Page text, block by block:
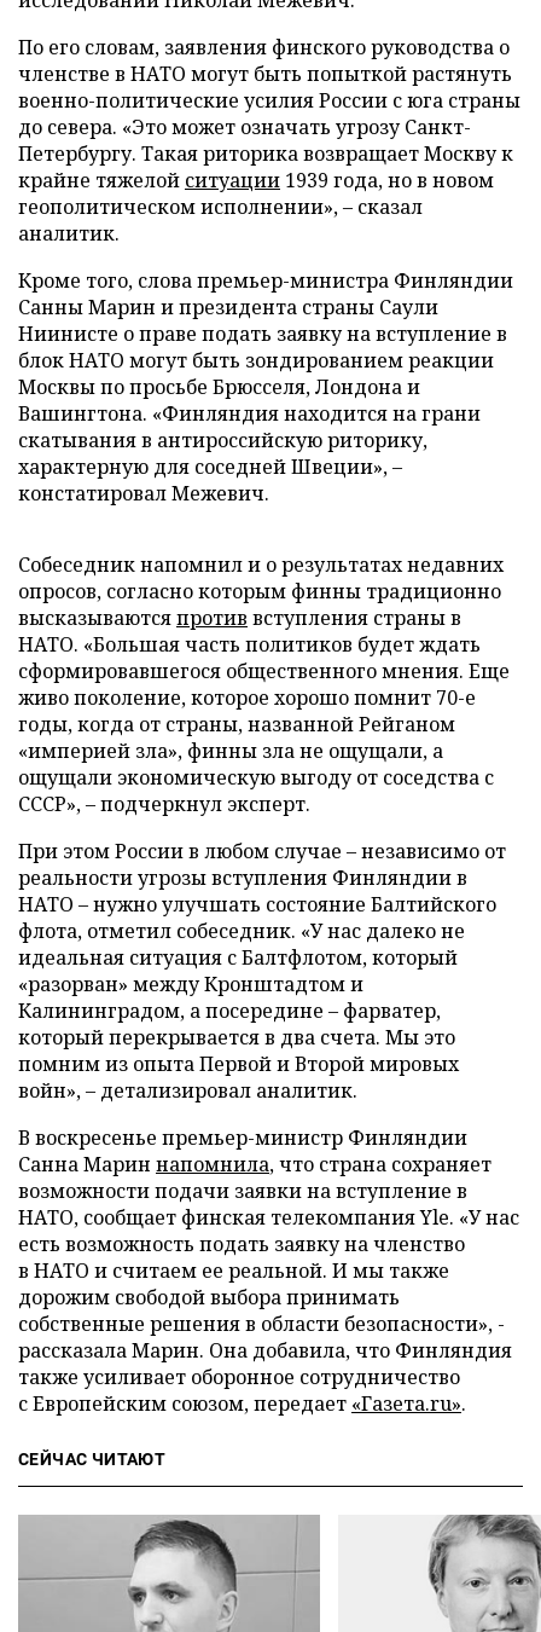
По его словам, заявления финского руководства о
членстве в НАТО могут быть попыткой растянуть
военно-политические усилия России с юга страны
до севера. «Это может означать угрозу Санкт-
Петербургу. Такая риторика возвращает Москву к
крайне тяжелой ситуации 1939 года, но в новом
геополитическом исполнении», – сказал
аналитик.
Кроме того, слова премьер-министра Финляндии
Санны Марин и президента страны Саули
Ниинисте о праве подать заявку на вступление в
блок НАТО могут быть зондированием реакции
Москвы по просьбе Брюсселя, Лондона и
Вашингтона. «Финляндия находится на грани
скатывания в антироссийскую риторику,
характерную для соседней Швеции», –
констатировал Межевич.
Собеседник напомнил и о результатах недавних
опросов, согласно которым финны традиционно
высказываютсяпротив вступления страны в
НАТО. «Большая часть политиков будет ждать
сформировавшегося общественного мнения. Еще
живо поколение, которое хорошо помнит 70-е
годы, когда от страны, названной Рейганом
«империей зла», финны зла не ощущали, а
ощущали экономическую выгоду от соседства с
СССР», – подчеркнул эксперт.
При этом России в любом случае – независимо от
реальности угрозы вступления Финляндии в
НАТО – нужно улучшать состояние Балтийского
флота, отметил собеседник. «У нас далеко не
идеальная ситуация с Балтфлотом, который
«разорван» между Кронштадтом и
Калининградом, а посередине – фарватер,
который перекрывается в два счета. Мы это
помним из опыта Первой и Второй мировых
войн», – детализировал аналитик.
В воскресенье премьер-министр Финляндии
Санна Марин напомнила, что страна сохраняет
возможности подачи заявки на вступление в
НАТО, сообщает финская телекомпания Yle. «У нас
есть возможность подать заявку на членство
в НАТО и считаем ее реальной. И мы также
дорожим свободой выбора принимать
собственные решения в области безопасности», -
рассказала Марин. Она добавила, что Финляндия
также усиливает оборонное сотрудничество
с Европейским союзом, передает «Газета.ru».
СЕЙЧАС ЧИТАЮТ